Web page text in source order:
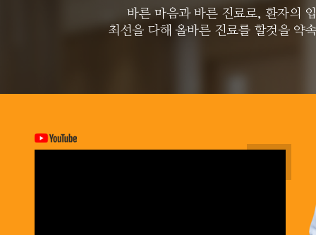
바른 마음과 바른 진료로, 환자의
최선을 다해 올바른 진료를 할것을 약